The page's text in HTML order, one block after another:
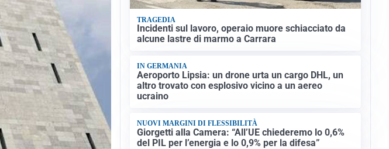
TRAGEDIA
Incidenti sul lavoro, operaio muore schiacciato da
alcune lastre di marmo a Carrara
IN GERMANIA
Aeroporto Lipsia: un drone urta un cargo DHL, un
altro trovato con esplosivo vicino a un aereo
ucraino
NUOVI MARGINI DI FLESSIBILITÀ
Giorgetti alla Camera: “All’UE chiederemo lo 0,6%
del PIL per l’energia e lo 0,9% per la difesa”